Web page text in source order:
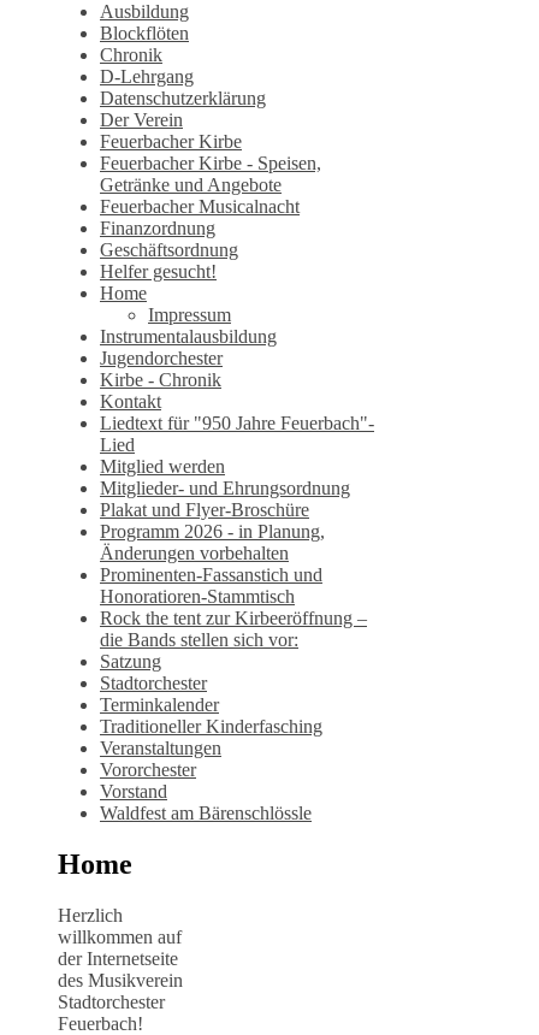
Ausbildung
Blockflöten
Chronik
D-Lehrgang
Datenschutzerklärung
Der Verein
Feuerbacher Kirbe
Feuerbacher Kirbe - Speisen,
Getränke und Angebote
Feuerbacher Musicalnacht
Finanzordnung
Geschäftsordnung
Helfer gesucht!
Home
Impressum
Instrumentalausbildung
Jugendorchester
Kirbe - Chronik
Kontakt
Liedtext für "950 Jahre Feuerbach"-
Lied
Mitglied werden
Mitglieder- und Ehrungsordnung
Plakat und Flyer-Broschüre
Programm 2026 - in Planung,
Änderungen vorbehalten
Prominenten-Fassanstich und
Honoratioren-Stammtisch
Rock the tent zur Kirbeeröffnung –
die Bands stellen sich vor:
Satzung
Stadtorchester
Terminkalender
Traditioneller Kinderfasching
Veranstaltungen
Vororchester
Vorstand
Waldfest am Bärenschlössle
Home
Herzlich
willkommen auf
der Internetseite
des Musikverein
Stadtorchester
Feuerbach!